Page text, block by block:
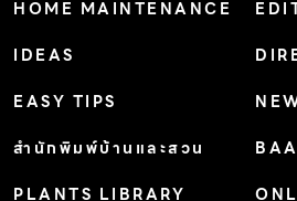
HOME MAINTENANCE
IDEAS
EASY TIPS
สำนักพิมพ์บ้านและสวน
PLANTS LIBRARY